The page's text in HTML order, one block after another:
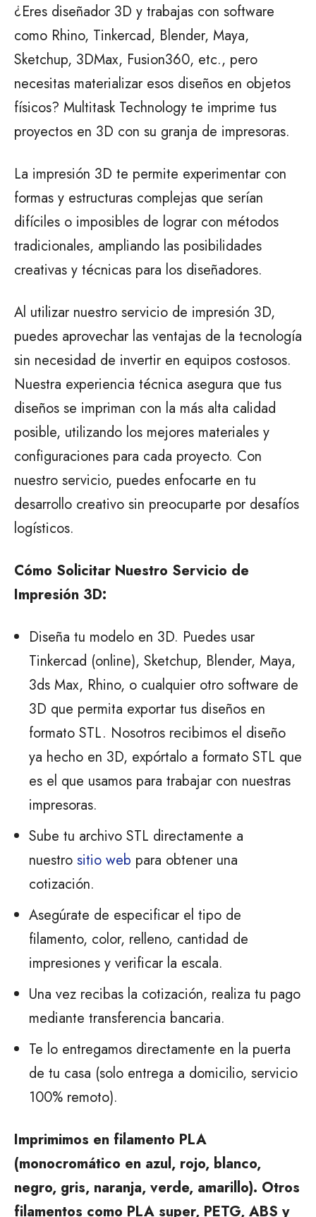
¿Eres diseñador 3D y trabajas con software
como Rhino, Tinkercad, Blender, Maya,
Sketchup, 3DMax, Fusion360, etc., pero
necesitas materializar esos diseños en objetos
físicos? Multitask Technology te imprime tus
proyectos en 3D con su granja de impresoras.
La impresión 3D te permite experimentar con
formas y estructuras complejas que serían
difíciles o imposibles de lograr con métodos
tradicionales, ampliando las posibilidades
creativas y técnicas para los diseñadores.
Al utilizar nuestro servicio de impresión 3D,
puedes aprovechar las ventajas de la tecnología
sin necesidad de invertir en equipos costosos.
Nuestra experiencia técnica asegura que tus
diseños se impriman con la más alta calidad
posible, utilizando los mejores materiales y
configuraciones para cada proyecto. Con
nuestro servicio, puedes enfocarte en tu
desarrollo creativo sin preocuparte por desafíos
logísticos.
Cómo Solicitar Nuestro Servicio de
Impresión 3D:
Diseña tu modelo en 3D. Puedes usar
Tinkercad (online), Sketchup, Blender, Maya,
3ds Max, Rhino, o cualquier otro software de
3D que permita exportar tus diseños en
formato STL. Nosotros recibimos el diseño
ya hecho en 3D, expórtalo a formato STL que
es el que usamos para trabajar con nuestras
impresoras.
Sube tu archivo STL directamente a
nuestro sitio web para obtener una
cotización.
Asegúrate de especificar el tipo de
filamento, color, relleno, cantidad de
impresiones y verificar la escala.
Una vez recibas la cotización, realiza tu pago
mediante transferencia bancaria.
Te lo entregamos directamente en la puerta
de tu casa (solo entrega a domicilio, servicio
100% remoto).
Imprimimos en filamento PLA
(monocromático en azul, rojo, blanco,
negro, gris, naranja, verde, amarillo). Otros
filamentos como PLA super, PETG, ABS y